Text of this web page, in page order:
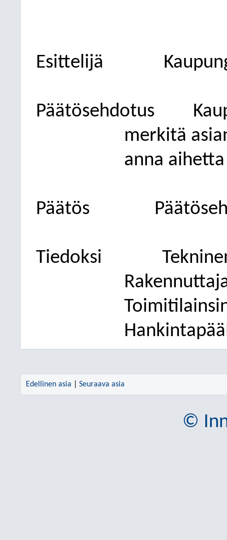
Esittelijä
Päätösehdotus
merkitä
anna
Päätös
Tiedoksi
Edellinen asia Seuraava asia
©